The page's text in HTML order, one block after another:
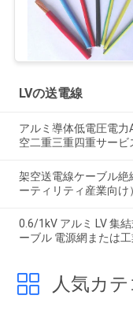
LVの送電線
アルミ導体低電圧電力
空二重三重四重サー
架空送電線ケーブル絶
ーティリティ産業向け）
0.6/1kV アルミ LV 集
ーブル 電源網または
人気カテ